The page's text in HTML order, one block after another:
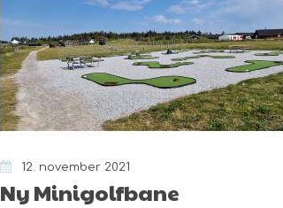
12. november 2021
Ny Minigolfbane